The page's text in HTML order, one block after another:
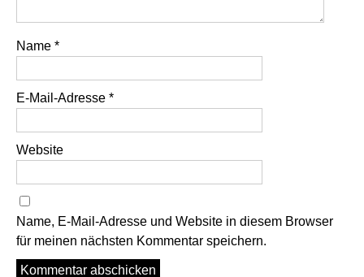
Name *
E-Mail-Adresse *
Website
Name, E-Mail-Adresse und Website in diesem Browser
für meinen nächsten Kommentar speichern.